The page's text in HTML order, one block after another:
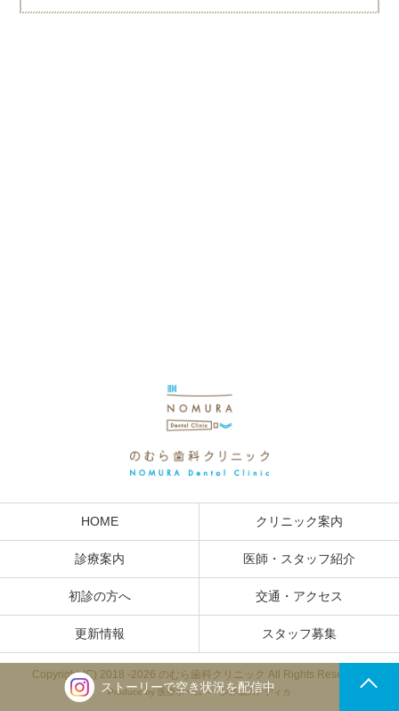
HOME クリニック案内
診療案内 医師・スタッフ紹介
初診の方へ 交通・アクセス
更新情報 スタッフ募集
Copyright (C) 2018 -2026 のむら歯科クリニック All Rights Reserved.
Produce by 医療ホームページ作成のメディカ
ストーリーで空き状況を配信中